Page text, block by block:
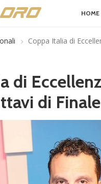
HOME
Coppa Italia di
di
di Finale